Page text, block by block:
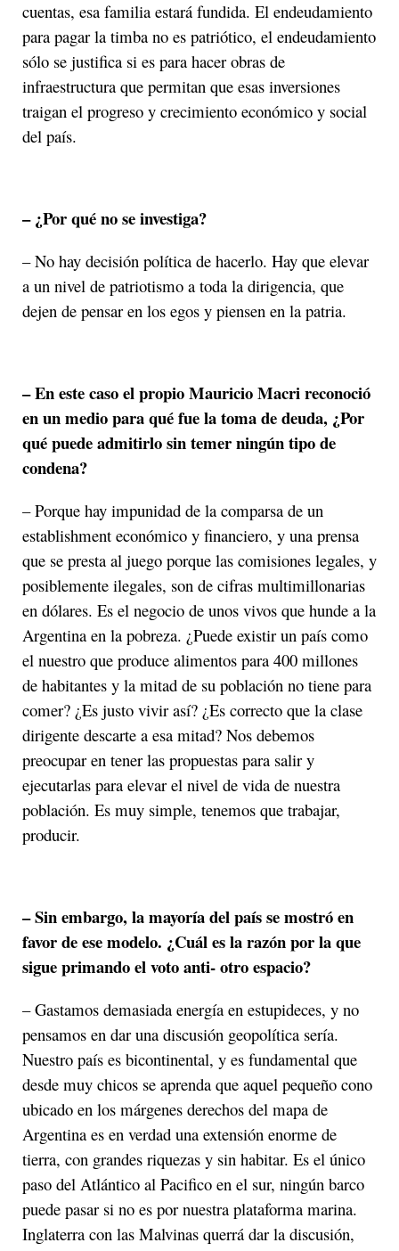
cuentas, esa familia estará fundida. El endeudamiento
para pagar la timba no es patriótico, el endeudamiento
sólo se justifica si es para hacer obras de
infraestructura que permitan que esas inversiones
traigan el progreso y crecimiento económico y social
del país.
– ¿Por qué no se investiga?
– No hay decisión política de hacerlo. Hay que elevar
a un nivel de patriotismo a toda la dirigencia, que
dejen de pensar en los egos y piensen en la patria.
– En este caso el propio Mauricio Macri reconoció
en un medio para qué fue la toma de deuda, ¿Por
qué puede admitirlo sin temer ningún tipo de
condena?
– Porque hay impunidad de la comparsa de un
establishment económico y financiero, y una prensa
que se presta al juego porque las comisiones legales, y
posiblemente ilegales, son de cifras multimillonarias
en dólares. Es el negocio de unos vivos que hunde a la
Argentina en la pobreza. ¿Puede existir un país como
el nuestro que produce alimentos para 400 millones
de habitantes y la mitad de su población no tiene para
comer? ¿Es justo vivir así? ¿Es correcto que la clase
dirigente descarte a esa mitad? Nos debemos
preocupar en tener las propuestas para salir y
ejecutarlas para elevar el nivel de vida de nuestra
población. Es muy simple, tenemos que trabajar,
producir.
– Sin embargo, la mayoría del país se mostró en
favor de ese modelo. ¿Cuál es la razón por la que
sigue primando el voto anti- otro espacio?
– Gastamos demasiada energía en estupideces, y no
pensamos en dar una discusión geopolítica sería.
Nuestro país es bicontinental, y es fundamental que
desde muy chicos se aprenda que aquel pequeño cono
ubicado en los márgenes derechos del mapa de
Argentina es en verdad una extensión enorme de
tierra, con grandes riquezas y sin habitar. Es el único
paso del Atlántico al Pacifico en el sur, ningún barco
puede pasar si no es por nuestra plataforma marina.
Inglaterra con las Malvinas querrá dar la discusión,